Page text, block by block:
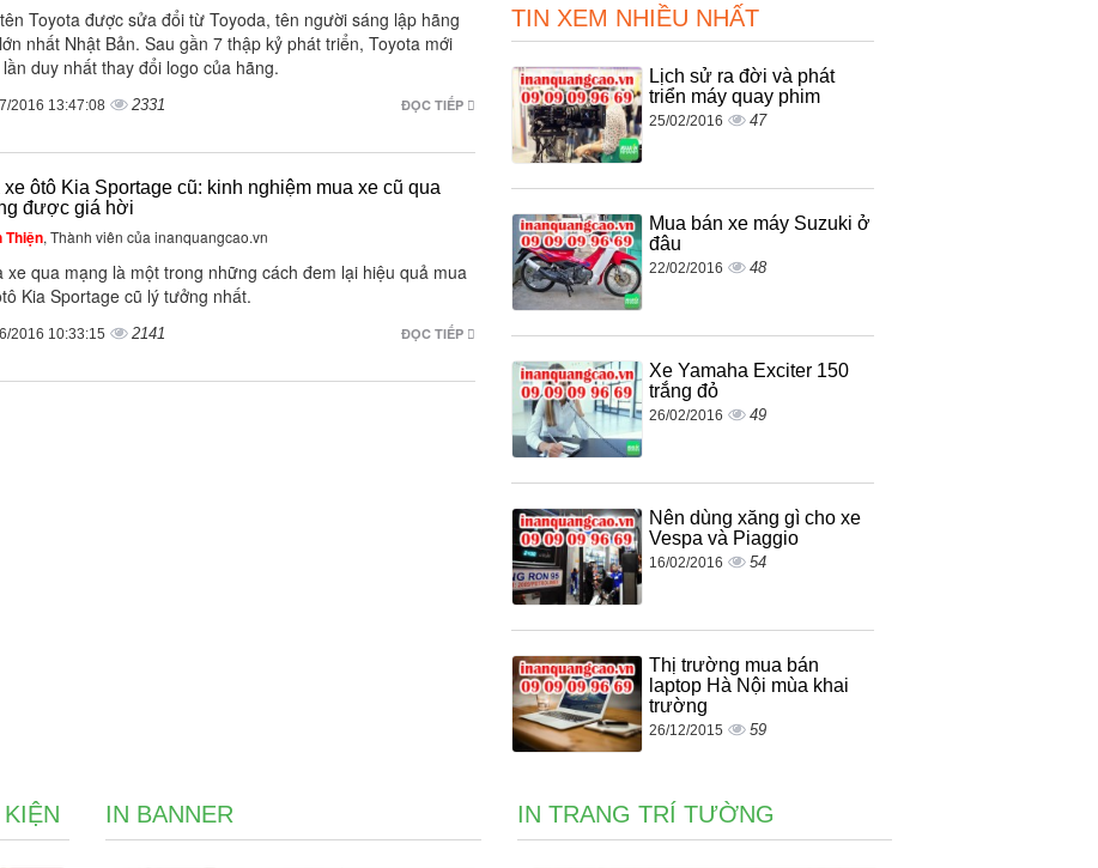
Toyota được sửa đổi từ Toyoda, tên người sáng lập hãng
nhất Nhật Bản. Sau gần 7 thập kỷ phát triển, Toyota mới
duy nhất thay đổi logo của hãng.
ĐỌC TIẾP
2016 13:47:08 2331
xe ôtô Kia Sportage cũ: kinh nghiệm mua xe cũ qua
được giá hời
Thiện, Thành viên của inanquangcao.vn
xe qua mạng là một trong những cách đem lại hiệu quả mua
Kia Sportage cũ lý tưởng nhất.
ĐỌC TIẾP
2016 10:33:15 2141
TIN XEM NHIỀU NHẤT
Lịch sử ra đời và phát
triển máy quay phim
25/02/2016 47
Mua bán xe máy Suzuki ở
đâu
22/02/2016 48
Xe Yamaha Exciter 150
trắng đỏ
26/02/2016 49
Nên dùng xăng gì cho xe
Vespa và Piaggio
16/02/2016 54
Thị trường mua bán
laptop Hà Nội mùa khai
trường
26/12/2015 59
IN BANNER IN TRANG TRÍ TƯỜNG